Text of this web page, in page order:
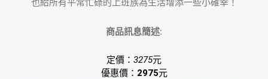
也給所有平常忙碌的上班族為生活增添一些小確幸！
商品訊息簡述:
定價： 3275元
優惠價： 2975元